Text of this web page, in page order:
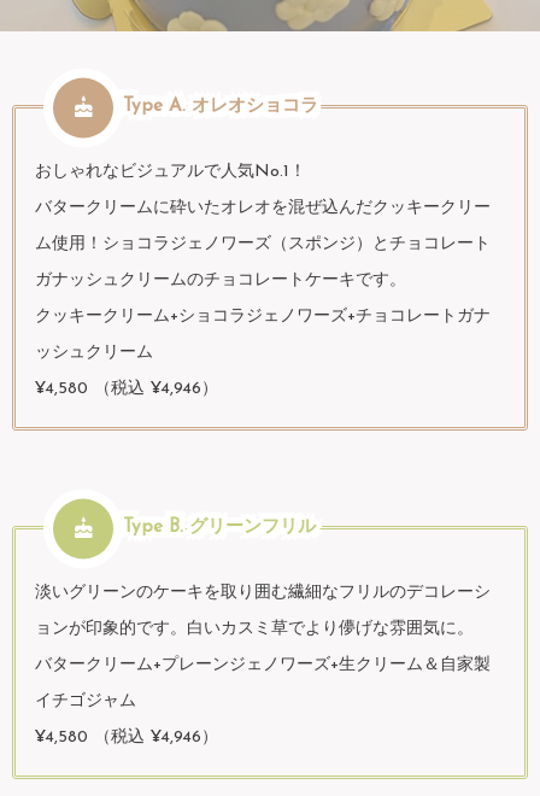
Type A. オレオショコラ
おしゃれなビジュアルで人気No.1！
バタークリームに砕いたオレオを混ぜ込んだクッキークリー
ム使用！ショコラジェノワーズ（スポンジ）とチョコレート
ガナッシュクリームのチョコレートケーキです。
クッキークリーム+ショコラジェノワーズ+チョコレートガナ
ッシュクリーム
¥4,580 （税込 ¥4,946）
Type B. グリーンフリル
淡いグリーンのケーキを取り囲む繊細なフリルのデコレーシ
ョンが印象的です。白いカスミ草でより儚げな雰囲気に。
バタークリーム+プレーンジェノワーズ+生クリーム＆自家製
イチゴジャム
¥4,580 （税込 ¥4,946）